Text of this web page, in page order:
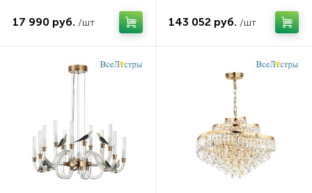
17 990 руб. /шт 143 052 руб. /шт